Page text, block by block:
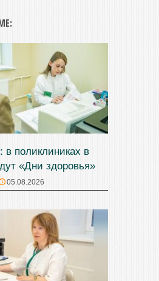
в поликлиниках в
«Дни здоровья»
05.08.2026